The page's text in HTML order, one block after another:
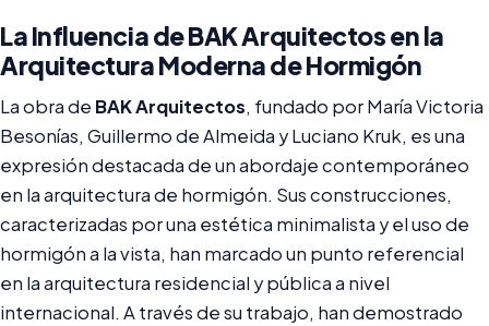
La Influencia de BAK Arquitectos en la
Arquitectura Moderna de Hormigón
La obra de BAK Arquitectos, fundado por María Victoria
Besonías, Guillermo de Almeida y Luciano Kruk, es una
expresión destacada de un abordaje contemporáneo
en la arquitectura de hormigón. Sus construcciones,
caracterizadas por una estética minimalista y el uso de
hormigón a la vista, han marcado un punto referencial
en la arquitectura residencial y pública a nivel
internacional. A través de su trabajo, han demostrado